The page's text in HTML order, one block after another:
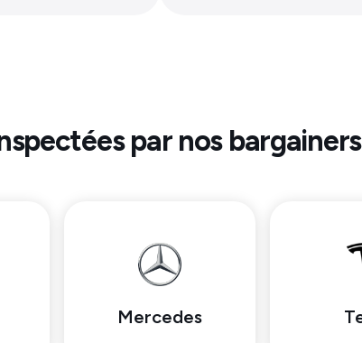
par nos
Mercedes